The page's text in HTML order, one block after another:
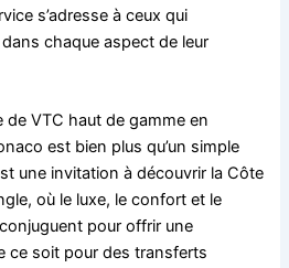
s’adresse à ceux qui
chaque aspect de leur
de VTC haut de gamme en
est bien plus qu’un simple
une invitation à découvrir la Côte
où le luxe, le confort et le
pour offrir une
ce soit pour des transferts